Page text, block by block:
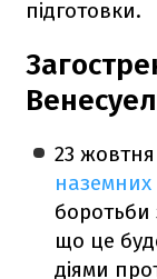
підготовки.
23
наземних
боротьби
що це
діями